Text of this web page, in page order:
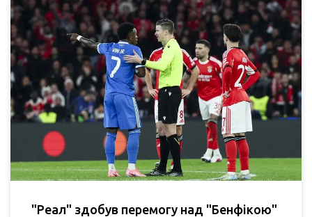
"Реал" здобув перемогу над "Бенфікою"